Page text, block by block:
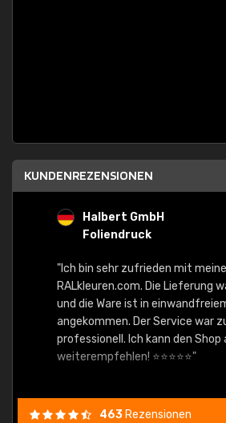
KUNDENREZENSIONEN
Halbert GmbH
Foliendruck
"Ich bin sehr zufrieden mit
RALkleuren.com. Die Lieferung
und die Ware ist in
angekommen. Der Service war
professionell. Ich kann den Shop
weiterempfehlen! ⭐⭐⭐⭐⭐"
463 Rezensionen